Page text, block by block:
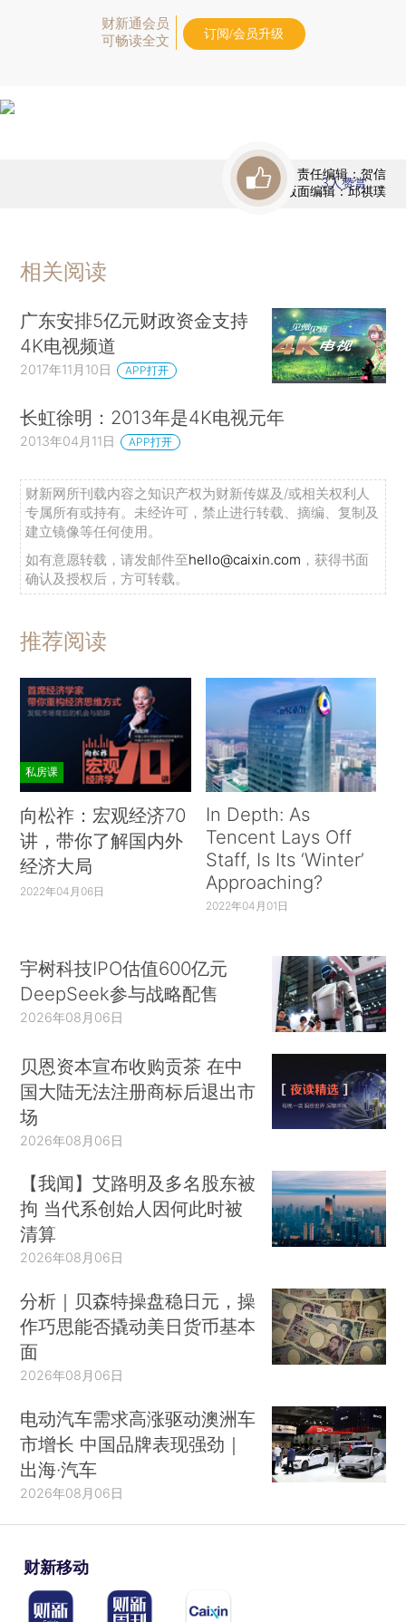
财新通会员
可畅读全文
订阅/会员升级
责任编辑：贺信
版面编辑：邱祺璞
3人赞赏
相关阅读
广东安排5亿元财政资金支持
4K电视频道
2017年11月10日 APP打开
长虹徐明：2013年是4K电视元年
2013年04月11日 APP打开
财新网所刊载内容之知识产权为财新传媒及/或相关权利人
专属所有或持有。未经许可，禁止进行转载、摘编、复制及
建立镜像等任何使用。
如有意愿转载，请发邮件至hello@caixin.com ，获得书面
确认及授权后，方可转载。
推荐阅读
私房课
向松祚：宏观经济70
讲，带你了解国内外
经济大局
2022年04月06日
In Depth: As
Tencent Lays Off
Staff, Is Its ‘Winter’
Approaching?
2022年04月01日
宇树科技IPO估值600亿元
DeepSeek参与战略配售
2026年08月06日
贝恩资本宣布收购贡茶 在中
国大陆无法注册商标后退出市
场
2026年08月06日
【我闻】艾路明及多名股东被
拘 当代系创始人因何此时被
清算
2026年08月06日
分析｜贝森特操盘稳日元，操
作巧思能否撬动美日货币基本
面
2026年08月06日
电动汽车需求高涨驱动澳洲车
市增长 中国品牌表现强劲｜
出海·汽车
2026年08月06日
财新移动